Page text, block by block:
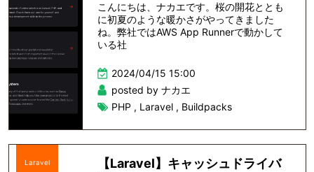
こんにちは、ナカエです。桜の開花ととも
に初夏のような暖かさがやってきました
ね。弊社ではAWS App Runnerで動かして
いる社
2024/04/15 15:00
posted by ナカエ
PHP , Laravel, Buildpacks
Laravel
【Laravel】キャッシュドライバ